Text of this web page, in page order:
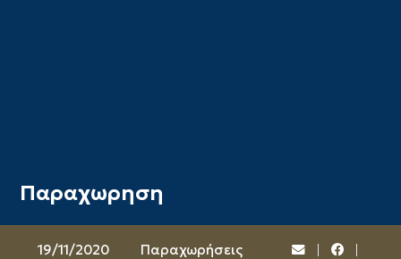
Παραχωρηση
19/11/2020
Παραχωρήσεις